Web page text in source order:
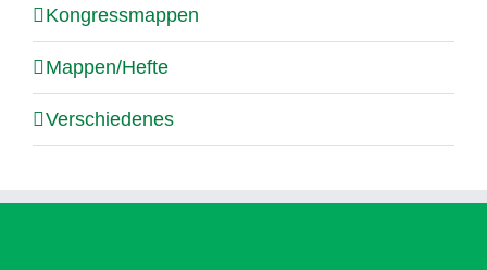
Kongressmappen
Mappen/Hefte
Verschiedenes